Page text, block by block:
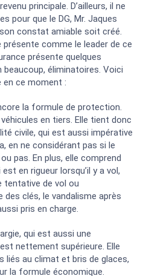
principale. D’ailleurs, il ne
pour que le DG, Mr. Jaques
constat amiable soit créé.
présente comme le leader de ce
présente quelques
éliminatoires. Voici
en ce moment :
la formule de protection.
en tiers. Elle tient donc
civile, qui est aussi impérative
en ne considérant pas si le
pas. En plus, elle comprend
en rigueur lorsqu’il y a vol,
tentative de vol ou
des clés, le vandalisme après
pris en charge.
qui est aussi une
nettement supérieure. Elle
liés au climat et bris de glaces,
la formule économique.